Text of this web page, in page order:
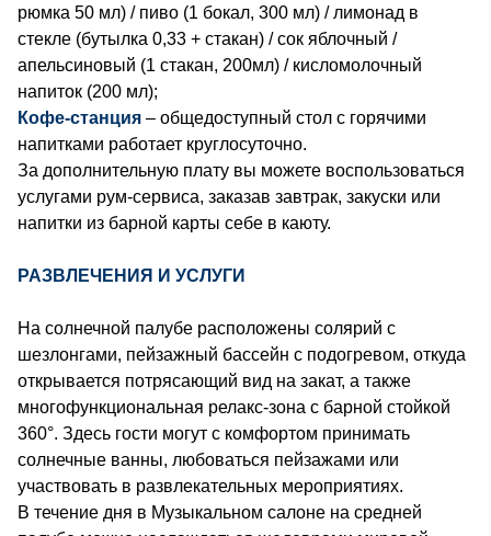
рюмка 50 мл) / пиво (1 бокал, 300 мл) / лимонад в
стекле (бутылка 0,33 + стакан) / cок яблочный /
апельсиновый (1 стакан, 200мл) / кисломолочный
напиток (200 мл);
Кофе-станция – общедоступный стол с горячими
напитками работает круглосуточно.
За дополнительную плату вы можете воспользоваться
услугами рум-сервиса, заказав завтрак, закуски или
напитки из барной карты себе в каюту.
РАЗВЛЕЧЕНИЯ И УСЛУГИ
На солнечной палубе расположены солярий с
шезлонгами, пейзажный бассейн с подогревом, откуда
открывается потрясающий вид на закат, а также
многофункциональная релакс-зона с барной стойкой
360°. Здесь гости могут с комфортом принимать
солнечные ванны, любоваться пейзажами или
участвовать в развлекательных мероприятиях.
В течение дня в Музыкальном салоне на средней